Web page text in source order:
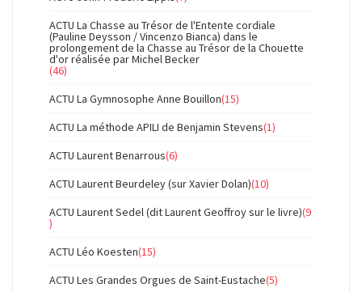
ACTU La Chasse au Trésor de l'Entente cordiale
(Pauline Deysson / Vincenzo Bianca) dans le
prolongement de la Chasse au Trésor de la Chouette
d'or réalisée par Michel Becker
(46)
ACTU La Gymnosophe Anne Bouillon(15)
ACTU La méthode APILI de Benjamin Stevens(1)
ACTU Laurent Benarrous(6)
ACTU Laurent Beurdeley (sur Xavier Dolan)(10)
ACTU Laurent Sedel (dit Laurent Geoffroy sur le livre)(9
)
ACTU Léo Koesten(15)
ACTU Les Grandes Orgues de Saint-Eustache(5)